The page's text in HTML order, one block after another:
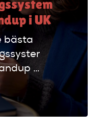
i UK
bästa
i
som
och